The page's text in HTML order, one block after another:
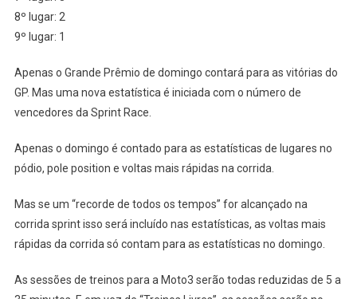
8º lugar: 2
9º lugar: 1
Apenas o Grande Prêmio de domingo contará para as vitórias do
GP. Mas uma nova estatística é iniciada com o número de
vencedores da Sprint Race.
Apenas o domingo é contado para as estatísticas de lugares no
pódio, pole position e voltas mais rápidas na corrida.
Mas se um “recorde de todos os tempos” for alcançado na
corrida sprint isso será incluído nas estatísticas, as voltas mais
rápidas da corrida só contam para as estatísticas no domingo.
As sessões de treinos para a Moto3 serão todas reduzidas de 5 a